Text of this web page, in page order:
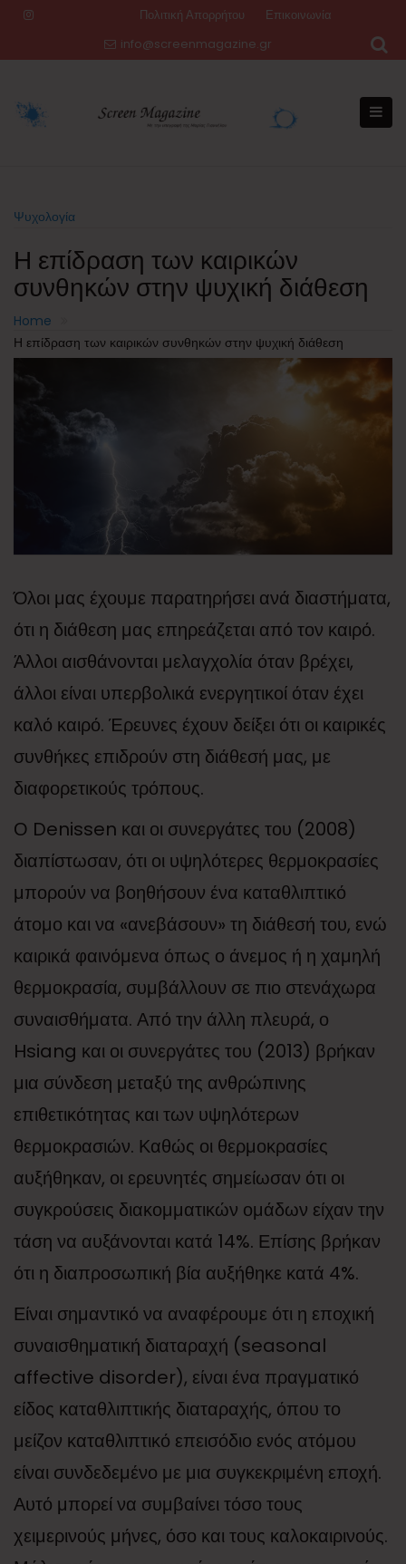
Πολιτική Απορρήτου
Επικοινωνία
info@screenmagazine.gr
Ψυχολογία
Η επίδραση των καιρικών
συνθηκών στην ψυχική διάθεση
Home
Η επίδραση των καιρικών συνθηκών στην ψυχική διάθεση
Όλοι μας έχουμε παρατηρήσει ανά διαστήματα,
ότι η διάθεση μας επηρεάζεται από τον καιρό.
Άλλοι αισθάνονται μελαγχολία όταν βρέχει,
άλλοι είναι υπερβολικά ενεργητικοί όταν έχει
καλό καιρό. Έρευνες έχουν δείξει ότι οι καιρικές
συνθήκες επιδρούν στη διάθεσή μας, με
διαφορετικούς τρόπους.
Ο Denissen και οι συνεργάτες του (2008)
διαπίστωσαν, ότι οι υψηλότερες θερμοκρασίες
μπορούν να βοηθήσουν ένα καταθλιπτικό
άτομο και να «ανεβάσουν» τη διάθεσή του, ενώ
καιρικά φαινόμενα όπως ο άνεμος ή η χαμηλή
θερμοκρασία, συμβάλλουν σε πιο στενάχωρα
συναισθήματα. Από την άλλη πλευρά, ο
Hsiang και οι συνεργάτες του (2013) βρήκαν
μια σύνδεση μεταξύ της ανθρώπινης
επιθετικότητας και των υψηλότερων
θερμοκρασιών. Καθώς οι θερμοκρασίες
αυξήθηκαν, οι ερευνητές σημείωσαν ότι οι
συγκρούσεις διακομματικών ομάδων είχαν την
τάση να αυξάνονται κατά 14%. Επίσης βρήκαν
ότι η διαπροσωπική βία αυξήθηκε κατά 4%.
Είναι σημαντικό να αναφέρουμε ότι η εποχική
συναισθηματική διαταραχή (seasonal
affective disorder), είναι ένα πραγματικό
είδος καταθλιπτικής διαταραχής, όπου το
μείζον καταθλιπτικό επεισόδιο ενός ατόμου
είναι συνδεδεμένο με μια συγκεκριμένη εποχή.
Αυτό μπορεί να συμβαίνει τόσο τους
χειμερινούς μήνες, όσο και τους καλοκαιρινούς.